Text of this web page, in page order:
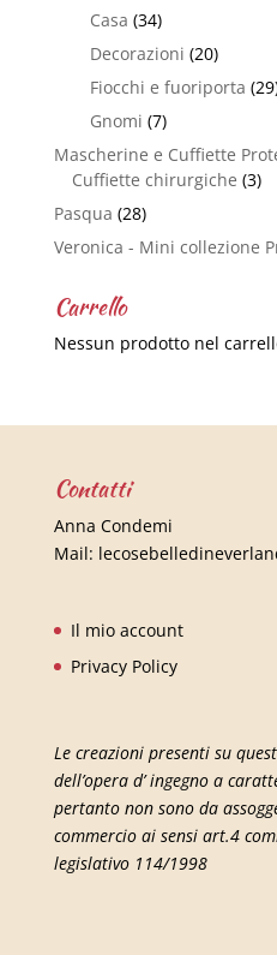
Casa (34)
Decorazioni (20)
Fiocchi e fuoriporta
Gnomi (7)
Mascherine e Cuffiette
Cuffiette chirurgiche (3)
Pasqua (28)
Veronica - Mini collezione
Carrello
Nessun prodotto nel
Contatti
Anna Condemi
Mail:
Il mio account
Privacy Policy
Le creazioni presenti su
dell’opera d’ ingegno a
pertanto non sono da
commercio ai sensi art.4
legislativo 114/1998